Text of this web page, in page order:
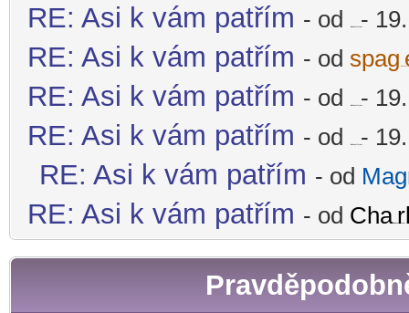
RE: Asi k vám patřím - od -diskusni-forum--
RE: Asi k vám patřím - od spag -diskusni-
RE: Asi k vám patřím - od -diskusni-forum--
RE: Asi k vám patřím - od -diskusni-forum--
RE: Asi k vám patřím - od
RE: Asi k vám patřím - od Cha-diskusni-forum-